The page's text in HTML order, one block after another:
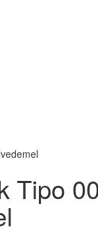
Tipo